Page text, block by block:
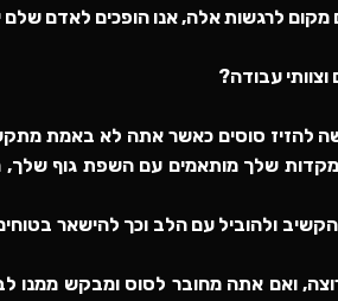
מקום לרגשות אלה, אנו הופכים לאדם שלם
עבודה?
להזיז סוסים כאשר אתה לא באמת
שלך מותאמים עם השפת גוף שלך,
ולהוביל עם הלב וכך להישאר
ואם אתה מחובר לסוס ומבקש ממנו